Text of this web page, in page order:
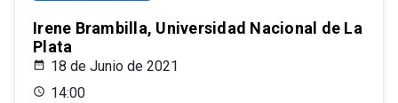
Irene Brambilla, Universidad Nacional de La
Plata
18 de Junio de 2021
14:00